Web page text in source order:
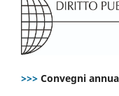
>>> Convegni